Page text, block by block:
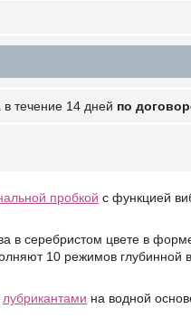
в течение 14 дней по
пробкой с функцией
в серебристом цвете в
10 режимов глубинной
лубрикантами на водной